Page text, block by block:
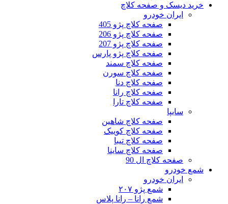
خرید دیسک و صفحه کلاچ
ایران خودرو
صفحه کلاچ پژو 405
صفحه کلاچ پژو 206
صفحه کلاچ پژو 207
صفحه کلاچ پژو پارس
صفحه کلاچ سمند
صفحه کلاچ سورن
صفحه کلاچ دنا
صفحه کلاچ رانا
صفحه کلاچ تارا
سایپا
صفحه کلاچ شاهین
صفحه کلاچ کوییک
صفحه کلاچ تیبا
صفحه کلاچ ساینا
صفحه کلاچ ال 90
شمع خودرو
ایران خودرو
شمع پژو ۲۰۷
شمع رانا – رانا پلاس